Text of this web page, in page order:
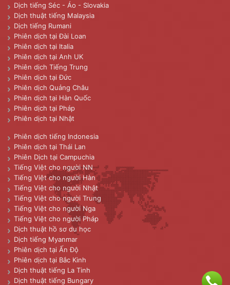
Dịch tiếng Séc - Áo - Slovakia
Dịch thuật tiếng Malaysia
Dịch tiếng Rumani
Phiên dịch tại Đài Loan
Phiên dịch tại Italia
Phiên dịch tại Anh UK
Phiên dịch Tiếng Trung
Phiên dịch tại Đức
Phiên dịch Quảng Châu
Phiên dịch tại Hàn Quốc
Phiên dịch tại Pháp
Phiên dịch tại Nhật
Phiên dịch tiếng Indonesia
Phiên dịch tại Thái Lan
Phiên Dịch tại Campuchia
Tiếng Việt cho người NN
Tiếng Việt cho người Hàn
Tiếng Việt cho người Nhật
Tiếng Việt cho người Trung
Tiếng Việt cho người Nga
Tiếng Việt cho người Pháp
Dịch thuật hồ sơ du học
Dịch tiếng Myanmar
Phiên dịch tại Ấn Độ
Phiên dịch tại Bắc Kinh
Dịch thuật tiếng La Tinh
Dịch thuật tiếng Bungary